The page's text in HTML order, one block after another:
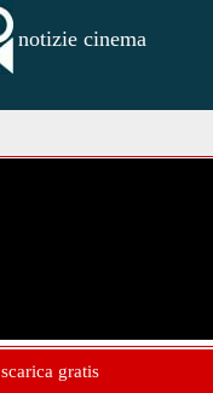
notizie cinema
scarica gratis